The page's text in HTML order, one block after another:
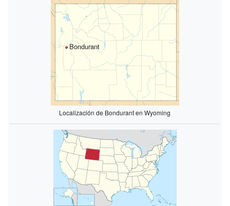
Bondurant
Localización de Bondurant en Wyoming